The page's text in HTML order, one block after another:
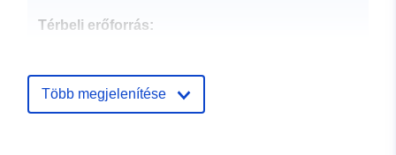
Térbeli erőforrás:
ide.developpement-
durable.gouv.fr/service/fr-
Több megjelenítése